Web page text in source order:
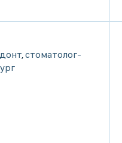
,стоматолог-